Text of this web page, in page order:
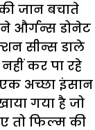
जान बचाते
और्गन्स डोनेट
सीन्स डाले
कर पा रहे
अच्छा इंसान
गया है जो
तो फिल्म की